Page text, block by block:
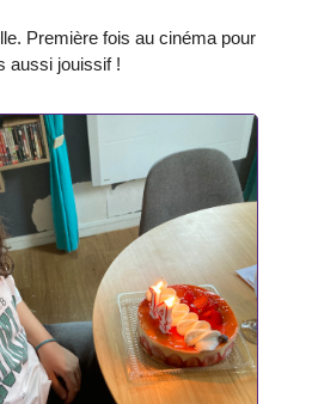
Première fois au cinéma pour
aussi jouissif !